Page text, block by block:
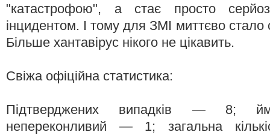
"катастрофою", а стає просто
інцидентом. І тому для ЗМІ миттєво стало
Більше хантавірус нікого не цікавить.
Свіжа офіційна статистика:
Підтверджених випадків — 8;
непереконливий — 1; загальна